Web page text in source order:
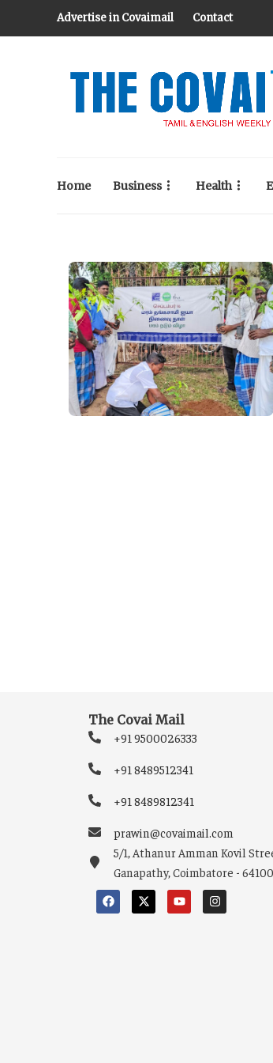
Advertise in Covaimail Contact
Home Business Health
The Covai Mail
+91 9500026333
+91 8489512341
+91 8489812341
prawin@covaimail.com
5/1, Athanur Amman Kovil
Ganapathy, Coimbatore -